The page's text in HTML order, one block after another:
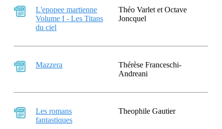
L'epopee martienne
Volume I - Les Titans
du ciel
Théo Varlet et Octave
Joncquel
Mazzera
Thérèse Franceschi-
Andreani
Les romans
fantastiques
Theophile Gautier